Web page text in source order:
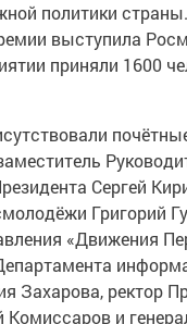
политики страны.
выступила
приняли 1600
Сергей
Григорий
«Движения
Захарова, ректор
Комиссаров и